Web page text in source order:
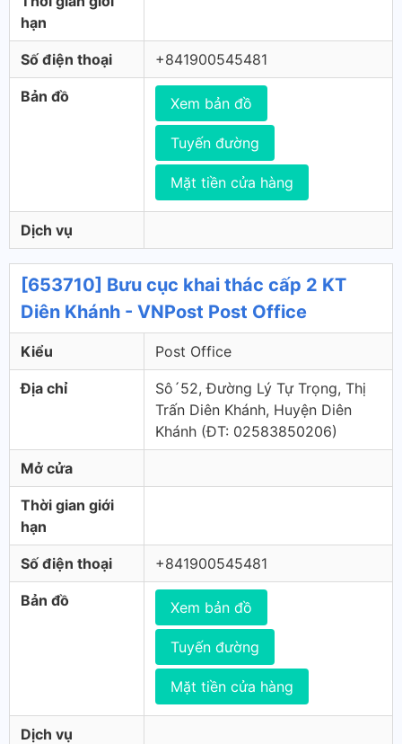
hạn
Số điện thoại +841900545481
Bản đồ Xem bản đồ
Tuyến đường
Mặt tiền cửa hàng
Dịch vụ
[653710] Bưu cục khai thác cấp 2 KT
Diên Khánh - VNPost Post Office
Kiểu Post Office
Địa chỉ
Sô´52, Đường Lý Tự Trọng, Thị
Trấn Diên Khánh, Huyện Diên
Khánh (ÐT: 02583850206)
Mở cửa
Thời gian giới
hạn
Số điện thoại +841900545481
Bản đồ Xem bản đồ
Tuyến đường
Mặt tiền cửa hàng
Dịch vụ